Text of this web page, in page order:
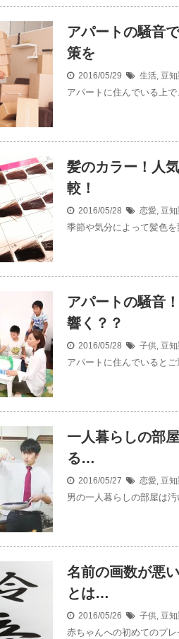
アパートの騒音
策を
2016/05/29 生活 豆知
アパートに住んでいる上
髪のカラー！人
較！
2016/05/28 恋愛 豆知
季節や気分によって髪色
アパートの騒音
響く？？
2016/05/28 子供 豆知
アパートに住んでいると
一人暮らしの部
る…
2016/05/27 恋愛 豆知
男の一人暮らしの部屋は
名前の画数が悪
とは…
2016/05/26 子供 豆知
赤ちゃんへの初めてのプ